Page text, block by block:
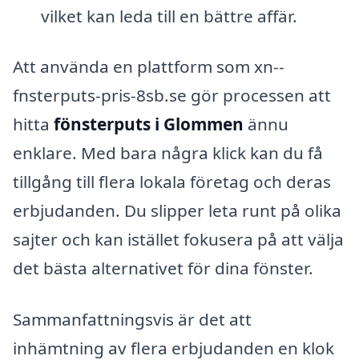
vilket kan leda till en bättre affär.
Att använda en plattform som xn--
fnsterputs-pris-8sb.se gör processen att
hitta fönsterputs i Glommen ännu
enklare. Med bara några klick kan du få
tillgång till flera lokala företag och deras
erbjudanden. Du slipper leta runt på olika
sajter och kan istället fokusera på att välja
det bästa alternativet för dina fönster.
Sammanfattningsvis är det att
inhämtning av flera erbjudanden en klok